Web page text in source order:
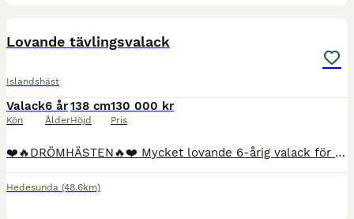
Lovande tävlingsvalack
Islandshäst
Valack
Kön
6 år
Ålder
138 cm
Höjd
130 000 kr
Pris
❤️🔥DRÖMHÄSTEN🔥❤️ Mycket lovande 6-årig valack för tävling & träning. Vacker som få, smäcker sportmodell med mycket man, ca 138cm. Flotta gångarter - mycket lätt för tölt, luftig trav, avslappnad sk
Hedesunda (48.6km)